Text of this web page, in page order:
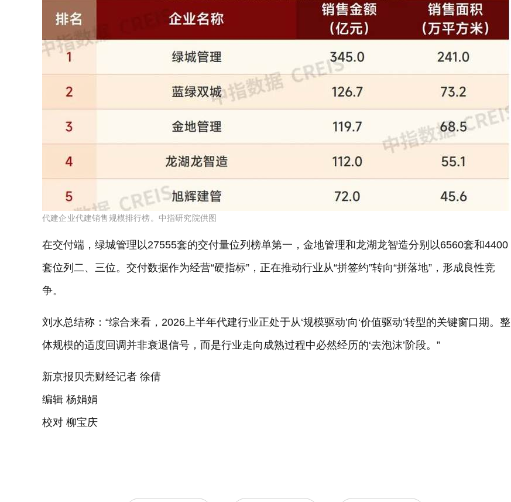
代建企业代建销售规模排行榜。中指研究院供图
在交付端，绿城管理以27555套的交付量位列榜单第一，金地管理和龙湖龙智造分别以6560套和4400
套位列二、三位。交付数据作为经营“硬指标”，正在推动行业从“拼签约”转向“拼落地”，形成良性竞
争。
刘水总结称：“综合来看，2026上半年代建行业正处于从‘规模驱动’向‘价值驱动’转型的关键窗口期。整
体规模的适度回调并非衰退信号，而是行业走向成熟过程中必然经历的‘去泡沫’阶段。”
新京报贝壳财经记者 徐倩
编辑 杨娟娟
校对 柳宝庆